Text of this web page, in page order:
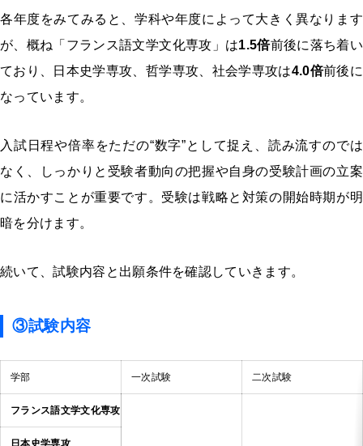
各年度をみてみると、学科や年度によって大きく異なります
が、概ね「フランス語文学文化専攻」は1.5倍前後に落ち着い
ており、日本史学専攻、哲学専攻、社会学専攻は4.0倍前後に
なっています。
入試日程や倍率をただの“数字”として捉え、読み流すのでは
なく、しっかりと受験者動向の把握や自身の受験計画の立案
に活かすことが重要です。受験は戦略と対策の開始時期が明
暗を分けます。
続いて、試験内容と出願条件を確認していきます。
③試験内容
学部 一次試験 二次試験
フランス語文学文化専攻
日本史学専攻